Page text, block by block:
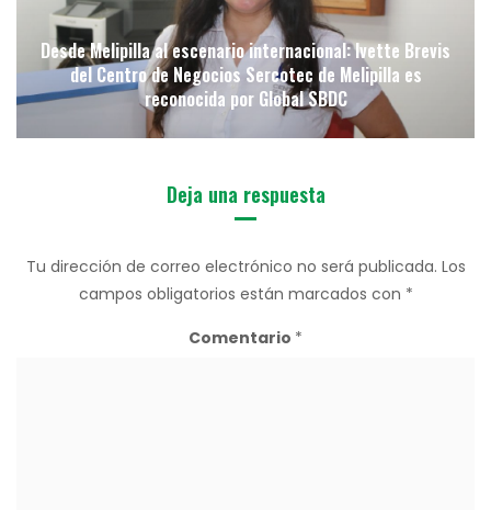
Desde Melipilla al escenario internacional: Ivette Brevis
del Centro de Negocios Sercotec de Melipilla es
reconocida por Global SBDC
Deja una respuesta
Tu dirección de correo electrónico no será publicada. Los
campos obligatorios están marcados con *
Comentario *